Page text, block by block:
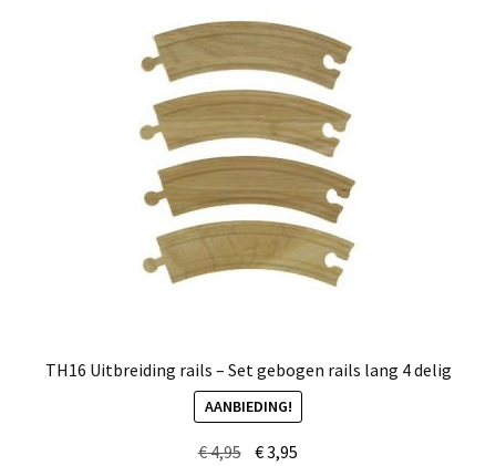
TH16 Uitbreiding rails – Set gebogen rails lang 4 delig
AANBIEDING!
€4,95 Oorspronkelijke
€3,95